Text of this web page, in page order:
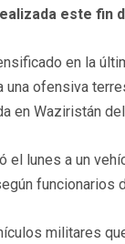
este fin
en la
una ofensiva
en Waziristán del
el lunes a un
funcionarios
militares